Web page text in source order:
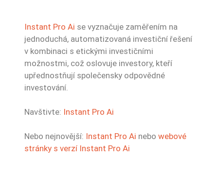
Instant Pro Ai se vyznačuje zaměřením na
jednoduchá, automatizovaná investiční řešení
v kombinaci s etickými investičními
možnostmi, což oslovuje investory, kteří
upřednostňují společensky odpovědné
investování.
Navštivte: Instant Pro Ai
Nebo nejnovější: Instant Pro Ai nebo webové
stránky s verzí Instant Pro Ai